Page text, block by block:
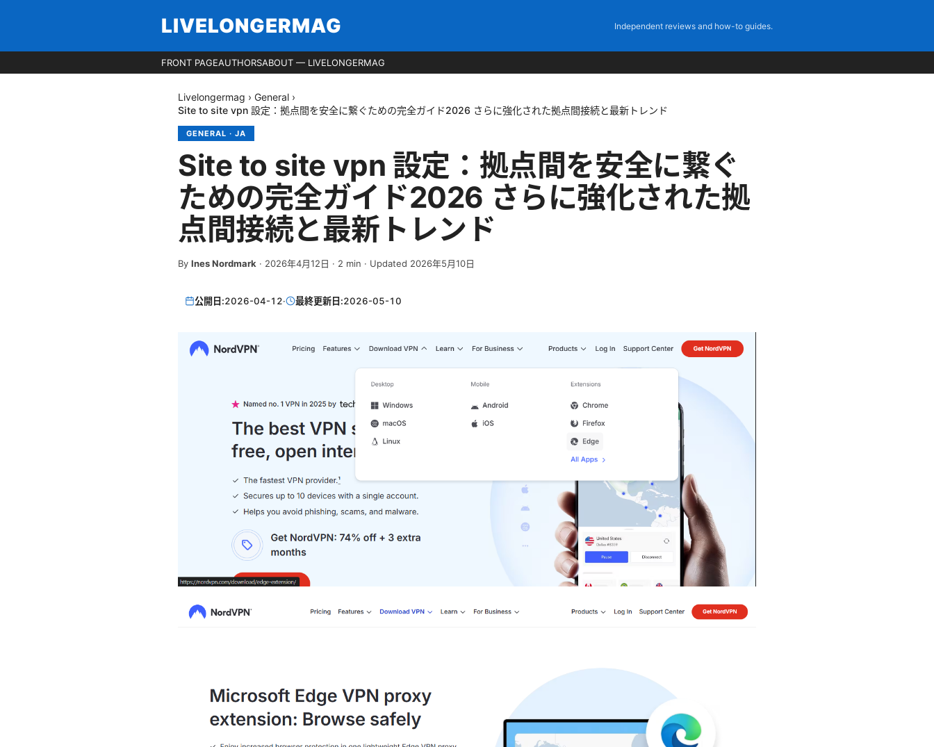
LIVELONGERMAG Independent reviews and how-to guides.
FRONT PAGEAUTHORSABOUT — LIVELONGERMAG
Livelongermag › General ›
Site to site vpn 設定：拠点間を安全に繋ぐための完全ガイド2026 さらに強化された拠点間接続と最新トレンド
GENERAL · JA
Site to site vpn 設定：拠点間を安全に繋ぐ
ための完全ガイド2026 さらに強化された拠
点間接続と最新トレンド
By Ines Nordmark · 2026年4月12日 · 2 min · Updated 2026年5月10日
公開日:2026-04-12· 最終更新日:2026-05-10